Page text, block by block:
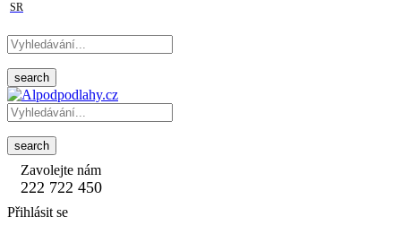
SR
search
search
Zavolejte nám
222 722 450
Přihlásit se